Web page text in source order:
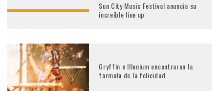
Sun City Music Festival anuncia su
increíble line up
Gryffin e Illenium encontraron la
formula de la felicidad